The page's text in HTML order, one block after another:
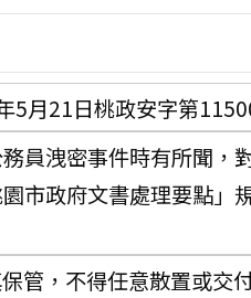
5月21日桃政安字第
員洩密事件時有所聞，
市政府文書處理要點」
管，不得任意散置或交